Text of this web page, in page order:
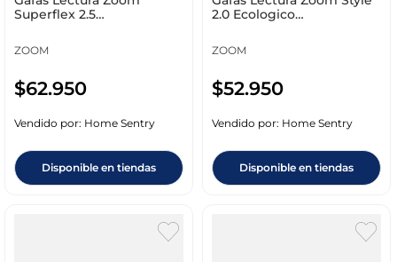
Superflex 2.5
ZOOM
$62.950
Vendido por: Home Sentry
Disponible en tiendas
2.0 Ecologico
ZOOM
$52.950
Vendido por: Home Sentry
Disponible en tiendas